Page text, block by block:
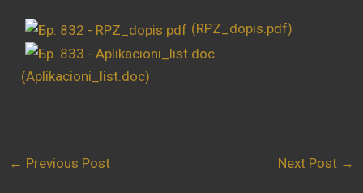
(RPZ_dopis.pdf)
(Aplikacioni_list.doc)
← Previous Post Next Post →